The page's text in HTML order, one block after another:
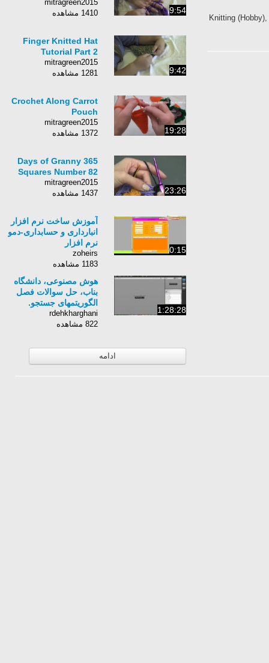
Knitting
9:54
mitragreen2015
1410 مشاهده
9:42
Finger Knitted Hat
Tutorial Part 2
mitragreen2015
1281 مشاهده
19:28
Crochet Along Carrot
Pouch
mitragreen2015
1372 مشاهده
23:26
365 Days of Granny
Squares Number 82
mitragreen2015
1437 مشاهده
0:15
آموزش ساخت نرم افزار
انبارداری و حسابداری-دمو
نرم افزار
zoheirs
1183 مشاهده
1:28:28
هوش مصنوعی، دانشگاه
بناب، حل سوالات فصل
الگوریتمهای جستجو.
rdehkharghani
822 مشاهده
ادامه